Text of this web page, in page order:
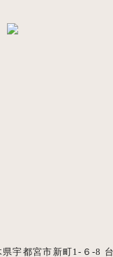
宇都宮市新町1-６-8